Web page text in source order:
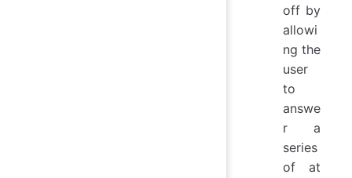
off by
allowi
ng the
user
to
answe
r a
series
of at